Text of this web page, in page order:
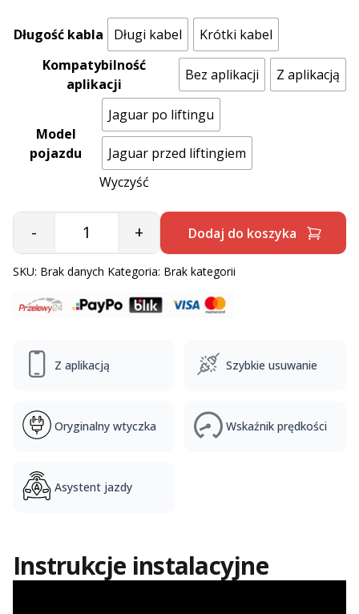
Długość kabla Długi kabel
Krótki kabel
Kompatybilność
aplikacji
Bez aplikacji Z aplikacją
Model
pojazdu
Jaguar po liftingu
Jaguar przed liftingiem
Wyczyść
Quantity
- + Dodaj do koszyka
SKU: Brak danych Kategoria: Brak kategorii
Z aplikacją Szybkie usuwanie
Oryginalny wtyczka Wskaźnik prędkości
Asystent jazdy
Instrukcje instalacyjne